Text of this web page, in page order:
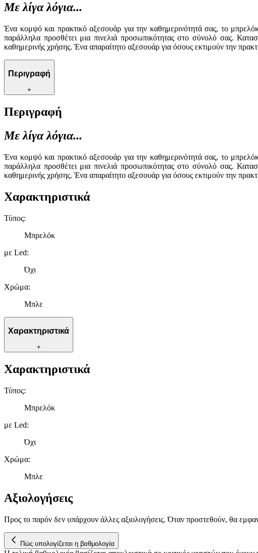
Με λίγα λόγια...
Ένα κομψό και πρακτικό αξεσουάρ για την καθημερινότητά σας, το
παράλληλα προσθέτει μια πινελιά προσωπικότητας στο σύνολό σας.
καθημερινής χρήσης. Ένα απαραίτητο αξεσουάρ για όσους εκτιμούν την
Περιγραφή
+
Περιγραφή
Με λίγα λόγια...
Ένα κομψό και πρακτικό αξεσουάρ για την καθημερινότητά σας, το
παράλληλα προσθέτει μια πινελιά προσωπικότητας στο σύνολό σας.
καθημερινής χρήσης. Ένα απαραίτητο αξεσουάρ για όσους εκτιμούν την
Χαρακτηριστικά
Τύπος:
Μπρελόκ
με Led:
Όχι
Χρώμα:
Μπλε
Χαρακτηριστικά
+
Χαρακτηριστικά
Τύπος:
Μπρελόκ
με Led:
Όχι
Χρώμα:
Μπλε
Αξιολογήσεις
Προς το παρόν δεν υπάρχουν άλλες αξιολογήσεις. Όταν προστεθούν, θα
Πώς υπολογίζεται η βαθμολογία